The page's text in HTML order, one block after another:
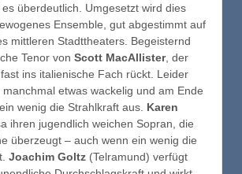
überdeutlich. Umgesetzt wird dies
Ensemble, gut abgestimmt auf
mittleren Stadttheaters. Begeisternd
Tenor von Scott MacAllister, der
ins italienische Fach rückt. Leider
etwas wackelig und am Ende
wenig die Strahlkraft aus. Karen
ihren jugendlich weichen Sopran, die
überzeugt – auch wenn ein wenig die
Joachim Goltz (Telramund) verfügt